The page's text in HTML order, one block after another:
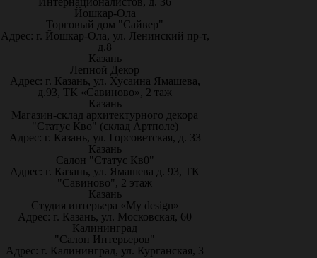
Йошкар-Ола
Торговый дом "Сайвер"
Адрес: г. Йошкар-Ола, ул. Ленинский пр-т,
д.8
Казань
Лепной Декор
Адрес: г. Казань, ул. Хусаина Ямашева,
д.93, ТК «Савиново», 2 таж
Казань
Магазин-склад архитектурного декора
"Статус Кво" (склад Артполе)
Адрес: г. Казань, ул. Горсоветская, д. 33
Казань
Салон "Статус Кв0"
Адрес: г. Казань, ул. Ямашева д. 93, ТК
"Савиново", 2 этаж
Казань
Студия интерьера «My design»
Адрес: г. Казань, ул. Московская, 60
Калининград
"Салон Интерьеров"
Адрес: г. Калининград, ул. Курганская, 3